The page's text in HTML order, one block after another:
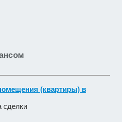
(квартиры) в
сделки